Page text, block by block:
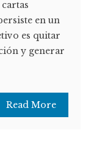
en un
es quitar
y generar
Read More